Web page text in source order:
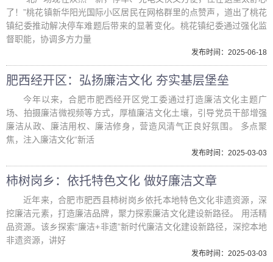
了！”桃花镇新华阳光国际小区居民在网格群里的点赞声，道出了桃花
镇纪委推动解决停车难题后带来的显著变化。桃花镇纪委通过强化监
督职能，协调多方力量
发布时间：2025-06-18
肥西经开区：弘扬廉洁文化 夯实基层堡垒
今年以来，合肥市肥西经开区党工委通过打造廉洁文化主题广
场、拍摄廉洁微视频等方式，厚植廉洁文化土壤，引导党员干部增强
廉洁从政、廉洁用权、廉洁修身，营造风清气正良好氛围。 多点聚
焦，注入廉洁文化“新活
发布时间：2025-03-03
柿树岗乡：依托特色文化 做好廉洁文章
近年来，合肥市肥西县柿树岗乡依托本地特色文化非遗资源，深
挖廉洁元素，打造廉洁品牌，聚力探索廉洁文化建设新路径。 用活精
品资源。该乡探索“廉洁+非遗”新时代廉洁文化建设新路径，深挖本地
非遗资源，讲好
发布时间：2025-03-03